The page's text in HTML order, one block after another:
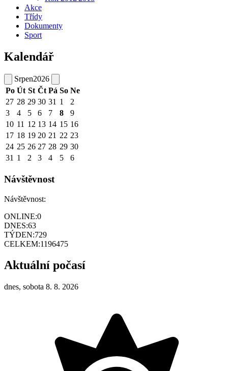
Akce
Třídy
Dokumenty
Sport
Kalendář
Srpen2026
Po Út St Čt Pá So Ne
27 28 29 30 31 1
2
3
4 5 6 7 8
9
10 11 12 13 14 15 16
17 18 19 20 21 22 23
24 25 26 27 28 29 30
31 1 2 3 4 5 6
Návštěvnost
Návštěvnost:
ONLINE:0
DNES:63
TÝDEN:729
CELKEM:1196475
Aktuální počasí
dnes, sobota 8. 8. 2026